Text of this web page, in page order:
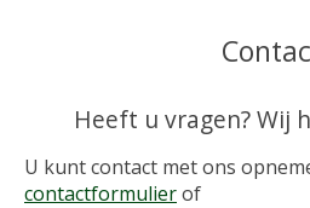
Heeft u vragen? Wij
U kunt contact met ons
contactformulierof